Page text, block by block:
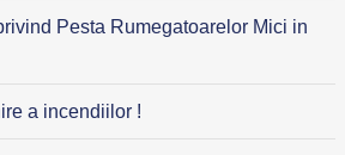
Pesta Rumegatoarelor Mici in
a incendiilor !